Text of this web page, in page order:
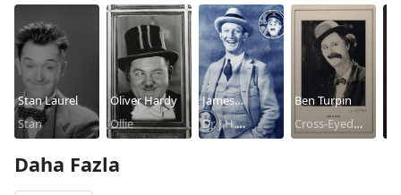
Stan Laurel
Stan
Oliver Hardy
Ollie
James
Finlayson
Dr. J.H.
Ben Turpin
Cross-Eyed
Daha Fazla